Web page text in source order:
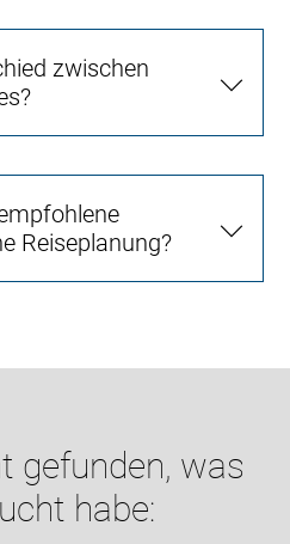
zwischen
Reiseplanung?
gefunden, was
habe: